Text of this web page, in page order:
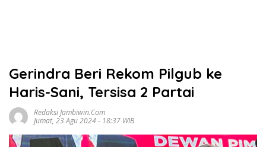
Gerindra Beri Rekom Pilgub ke
Haris-Sani, Tersisa 2 Partai
Redaksi Jambiwin.com
Jumat, 23 Agu 2024 - 18:37 WIB